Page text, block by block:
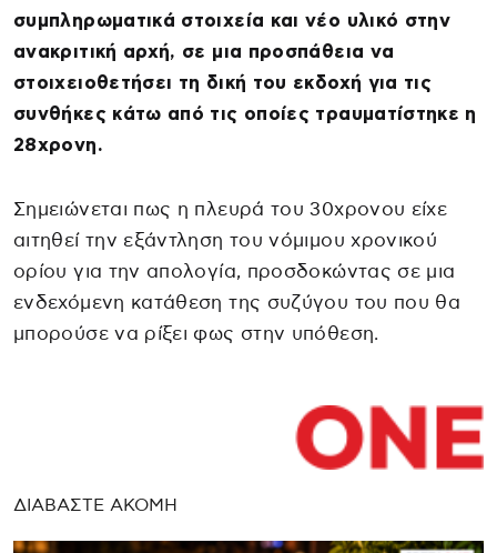
συμπληρωματικά στοιχεία και νέο υλικό στην
ανακριτική αρχή, σε μια προσπάθεια να
στοιχειοθετήσει τη δική του εκδοχή για τις
συνθήκες κάτω από τις οποίες τραυματίστηκε η
28χρονη.
Σημειώνεται πως η πλευρά του 30χρονου είχε
αιτηθεί την εξάντληση του νόμιμου χρονικού
ορίου για την απολογία, προσδοκώντας σε μια
ενδεχόμενη κατάθεση της συζύγου του που θα
μπορούσε να ρίξει φως στην υπόθεση.
ΔΙΑΒΑΣΤΕ ΑΚΟΜΗ